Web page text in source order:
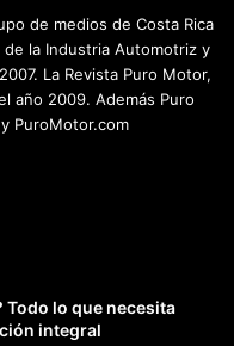
de medios de Costa Rica
la Industria Automotriz y
La Revista Puro Motor,
año 2009. Además Puro
PuroMotor.com
Todo lo que necesita
integral